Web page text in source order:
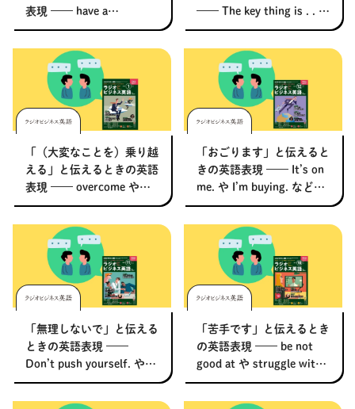
その他
暮らす 料理 園芸 ハンドメイド
読む NHK出版新書
NHKブックス 100分de名著
きょうの
レシピ
ABOUT
keyword
表現 –––– have a
weakness for や can’t
ネイティブが解説 【ラジ
オビジネス英語】
–––– The key thing is . . .
や The point is . . . などの
解説 【ラジオビジネス英
語】
「（大変なことを）乗り越
える」と伝えるときの英語
表現 –––– overcome や
get through などのニュア
ンスをネイティブが解説
【ラジオビジネス英語】
「おごります」と伝えると
きの英語表現 –––– It’s on
me. や I’m buying. などの
ニュアンスをネイティブが
解説 【ラジオビジネス英
「無理しないで」と伝える
ときの英語表現 ––––
Don’t push yourself. や
Take it easy. などのニュア
ンスをネイティブが解説
「苦手です」と伝えるとき
の英語表現 –––– be not
good at や struggle with
などのニュアンスをネイテ
ィブが解説 【ラジオビジ